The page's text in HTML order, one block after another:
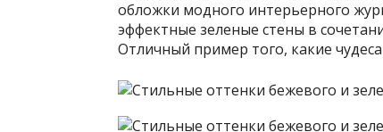
обложки модного интерьерного
эффектные зеленые стены в
Отличный пример того, какие